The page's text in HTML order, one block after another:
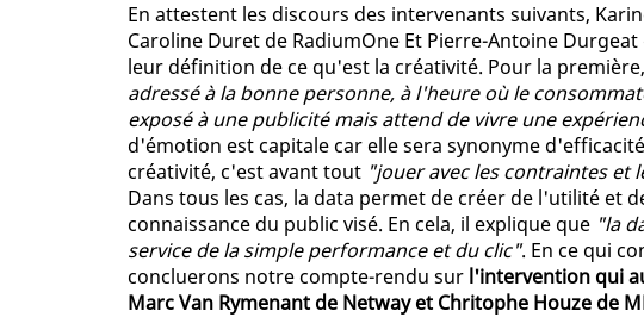
En attestent les discours des intervenants suivants,
Caroline Duret de RadiumOne Et Pierre-Antoine
leur définition de ce qu'est la créativité. Pour la
adressé à la bonne personne, à l'heure où le
exposé à une publicité mais attend de vivre une
d'émotion est capitale car elle sera synonyme
créativité, c'est avant tout "jouer avec les contraintes et
Dans tous les cas, la data permet de créer de l'utilité et
connaissance du public visé. En cela, il explique que "la
service de la simple performance et du clic". En ce qui
concluerons notre compte-rendu sur l'intervention qui
Marc Van Rymenant de Netway et Chritophe Houze de